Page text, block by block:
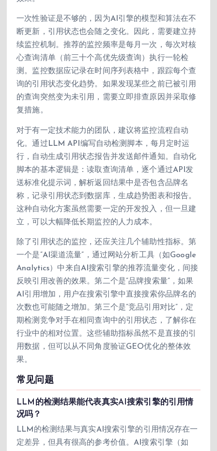
一次性验证是不够的，因为AI引擎的模型和算法在不
断更新，引用状态也会随之变化。因此，需要建立持
续监控机制。推荐的监控频率是每月一次，每次对核
心查询清单（前三十个高优先级查询）执行一轮检
测。监控数据应记录在时间序列表格中，跟踪每个查
询的引用状态变化趋势。如果发现某些之前已被引用
的查询突然变为未引用，需要立即排查原因并采取修
复措施。
对于有一定技术能力的团队，建议将监控流程自动
化。通过LLM API编写自动检测脚本，每月定时运
行，自动生成引用状态报告并发送邮件通知。自动化
脚本的基本逻辑是：读取查询清单，逐个通过API发
送标准化提示词，解析返回结果中是否包含品牌名
称，记录引用状态到数据库，生成趋势图表和报告。
这种自动化方案虽然需要一定的开发投入，但一旦建
立，可以大幅降低长期监控的人力成本。
除了引用状态的监控，还应关注几个辅助性指标。第
一个是”AI渠道流量”，通过网站分析工具（如Google
Analytics）中来自AI搜索引擎的推荐流量变化，间接
反映引用改善的效果。第二个是”品牌搜索量”，如果
AI引用增加，用户在搜索引擎中直接搜索你品牌名的
次数也可能随之增加。第三个是”竞品引用对比”，定
期检测竞争对手在相同查询中的引用状态，了解你在
行业中的相对位置。这些辅助指标虽然不是直接的引
用数据，但可以从不同角度验证GEO优化的整体效
果。
常见问题
LLM的检测结果能代表真实AI搜索引擎的引用情
况吗？
LLM的检测结果与真实AI搜索引擎的引用情况存在一
定差异，但具有很高的参考价值。AI搜索引擎（如